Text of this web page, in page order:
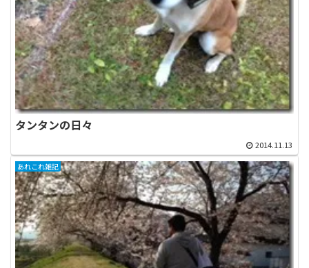
タンタンの日々
2014.11.13
あれこれ雑記